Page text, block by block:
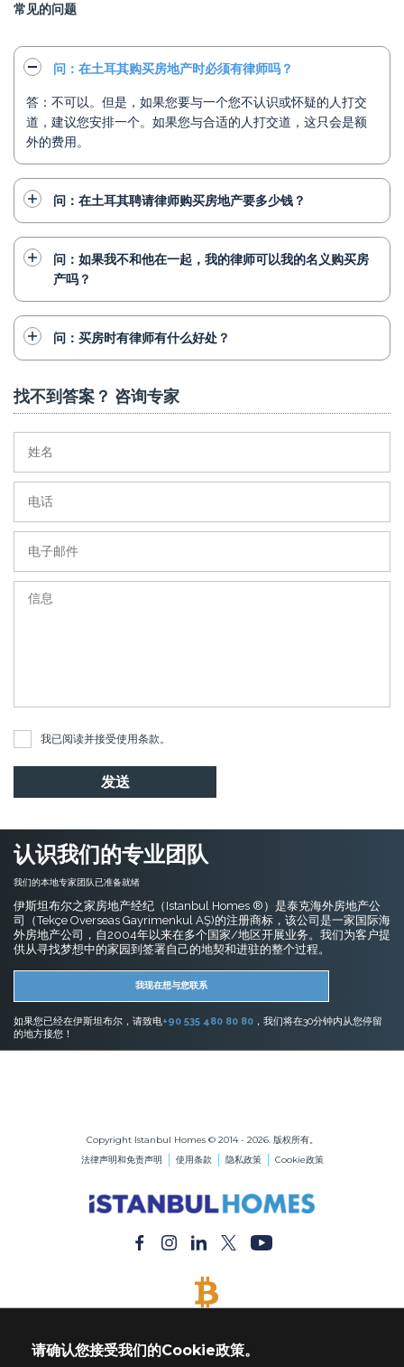
常见的问题
问：在土耳其购买房地产时必须有律师吗？
答：不可以。但是，如果您要与一个您不认识或怀疑的人打交
道，建议您安排一个。如果您与合适的人打交道，这只会是额
外的费用。
问：在土耳其聘请律师购买房地产要多少钱？
问：如果我不和他在一起，我的律师可以我的名义购买房
产吗？
问：买房时有律师有什么好处？
找不到答案？ 咨询专家
我已阅读并接受使用条款 。
发送
认识我们的专业团队
我们的本地专家团队已准备就绪
伊斯坦布尔之家房地产经纪（Istanbul Homes ®）是泰克海外房地产公
司（Tekçe Overseas Gayrimenkul AŞ)的注册商标，该公司是一家国际海
外房地产公司，自2004年以来在多个国家/地区开展业务。我们为客户提
供从寻找梦想中的家园到签署自己的地契和进驻的整个过程。
我现在想与您联系
如果您已经在伊斯坦布尔，请致电+90 535 480 80 80 ，我们将在30分钟内从您停留
的地方接您！
Copyright Istanbul Homes © 2014 - 2026. 版权所有。
法律声明和免责声明
使用条款 隐私政策 Cookie政策
请确认您接受我们的Cookie政策。